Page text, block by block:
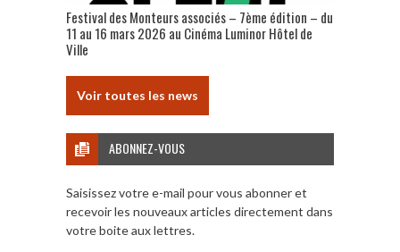
Festival des Monteurs associés – 7ème édition – du
11 au 16 mars 2026 au Cinéma Luminor Hôtel de
Ville
Voir toutes les news
ABONNEZ-VOUS
Saisissez votre e-mail pour vous abonner et
recevoir les nouveaux articles directement dans
votre boite aux lettres.